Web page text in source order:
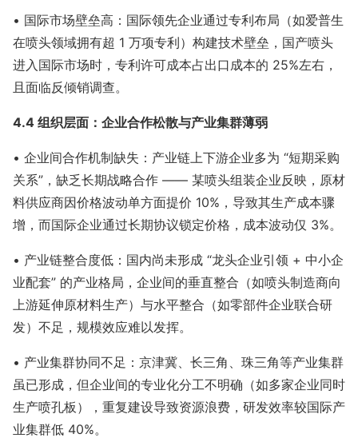
• 国际市场壁垒高：国际领先企业通过专利布局（如爱普生
在喷头领域拥有超 1 万项专利）构建技术壁垒，国产喷头
进入国际市场时，专利许可成本占出口成本的 25%左右，
且面临反倾销调查。
4.4 组织层面：企业合作松散与产业集群薄弱
• 企业间合作机制缺失：产业链上下游企业多为 “短期采购
关系”，缺乏长期战略合作 —— 某喷头组装企业反映，原材
料供应商因价格波动单方面提价 10%，导致其生产成本骤
增，而国际企业通过长期协议锁定价格，成本波动仅 3%。
• 产业链整合度低：国内尚未形成 “龙头企业引领 + 中小企
业配套” 的产业格局，企业间的垂直整合（如喷头制造商向
上游延伸原材料生产）与水平整合（如零部件企业联合研
发）不足，规模效应难以发挥。
• 产业集群协同不足：京津冀、长三角、珠三角等产业集群
虽已形成，但企业间的专业化分工不明确（如多家企业同时
生产喷孔板），重复建设导致资源浪费，研发效率较国际产
业集群低 40%。